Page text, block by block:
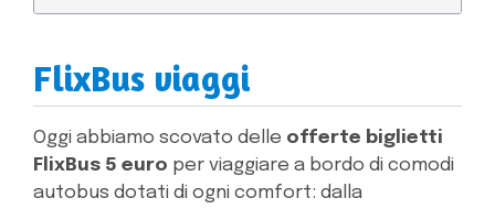
FlixBus viaggi
Oggi abbiamo scovato delle offerte biglietti
FlixBus 5 euro per viaggiare a bordo di comodi
autobus dotati di ogni comfort: dalla